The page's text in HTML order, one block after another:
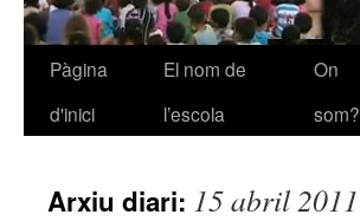
Vés
Pàgina
d'inici
El nom de
l’escola
On
som?
Arxiu diari: 15 abril 2011